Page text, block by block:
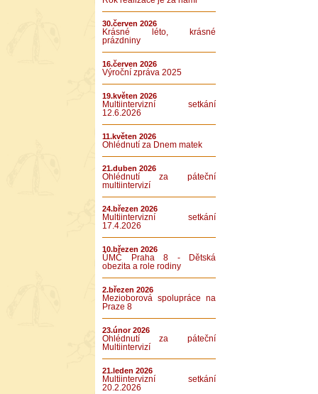
30.červen 2026
Krásné léto, krásné
prázdniny
16.červen 2026
Výroční zpráva 2025
19.květen 2026
Multiintervizní setkání
12.6.2026
11.květen 2026
Ohlédnutí za Dnem matek
21.duben 2026
Ohlédnutí za páteční
multiintervizí
24.březen 2026
Multiintervizní setkání
17.4.2026
10.březen 2026
ÚMČ Praha 8 - Dětská
obezita a role rodiny
2.březen 2026
Mezioborová spolupráce na
Praze 8
23.únor 2026
Ohlédnutí za páteční
Multiintervizí
21.leden 2026
Multiintervizní setkání
20.2.2026